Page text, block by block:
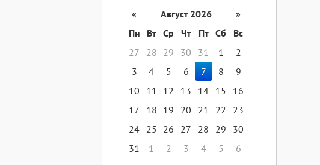
« Август 2026
»
Пн
Вт Ср Чт Пт Сб
Вс
27
28 29 30 31 1
2
3
4 5 6 7 8
9
10
11 12 13 14 15
16
17
18 19 20 21 22
23
24 25 26 27 28 29
30
31
1 2 3 4 5 6